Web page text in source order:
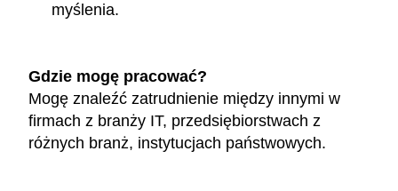
myślenia.
Gdzie mogę pracować?
Mogę znaleźć zatrudnienie między innymi w
firmach z branży IT, przedsiębiorstwach z
różnych branż, instytucjach państwowych.